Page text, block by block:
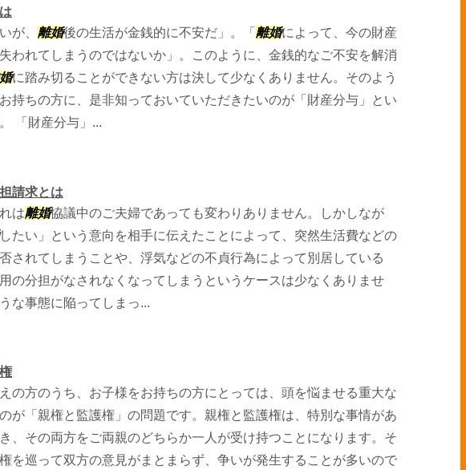
が、 離婚後の生活が金銭的に不安だ」。「 離婚によって、今の財産
われてしまうのではないか」。このように、金銭的なご不安を解消
に踏み切ることができない方は決して少なくありません。そのよう
持ちの方に、是非知っておいていただきたいのが「財産分与」とい
「財産分与」...
請求とは
は離婚協議中のご夫婦であっても変わりありません。しかしなが
したい」という意向を相手に伝えたことによって、突然生活費などの
されてしまうことや、浮気などの不貞行為によって別居している
の分担がなされなくなってしまうというケースは少なくありませ
な事態に陥ってしまっ...
の方のうち、お子様をお持ちの方にとっては、頭を悩ませる重大な
が「親権と監護権」の問題です。親権と監護権は、特別な事情があ
、その両方をご両親のどちらか一人が受け持つことになります。そ
を巡って双方の意見がまとまらず、争いが発生することが多いので